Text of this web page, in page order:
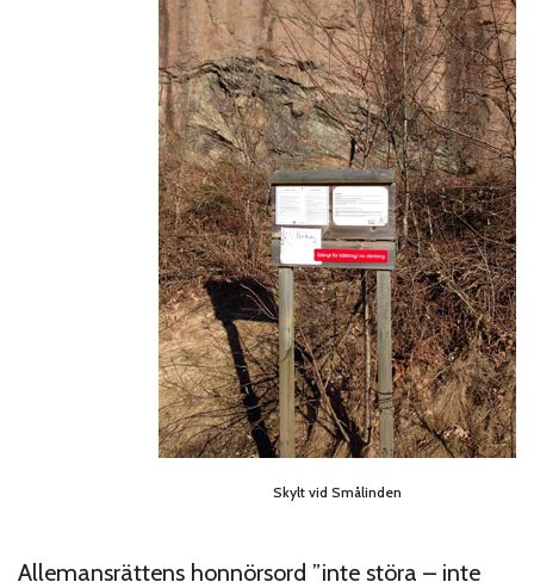
Skylt vid Smålinden
Allemansrättens honnörsord ”inte störa – inte